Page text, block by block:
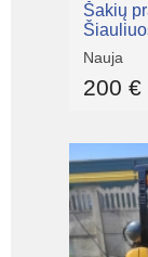
Šakių
Nauja
200 €